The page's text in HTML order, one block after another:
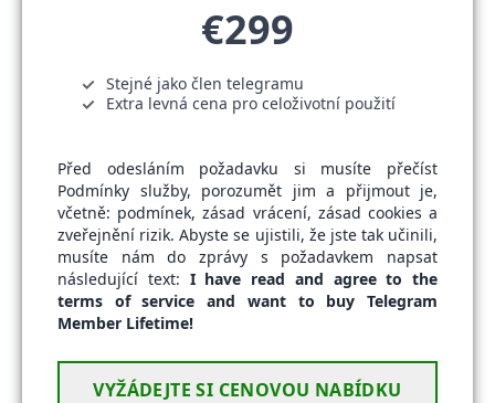
€299
Stejné jako člen telegramu
Extra levná cena pro celoživotní použití
Před odesláním požadavku si musíte přečíst
Podmínky služby, porozumět jim a přijmout je,
včetně: podmínek, zásad vrácení, zásad cookies a
zveřejnění rizik. Abyste se ujistili, že jste tak učinili,
musíte nám do zprávy s požadavkem napsat
následující text: I have read and agree to the
terms of service and want to buy Telegram
Member Lifetime!
VYŽÁDEJTE SI CENOVOU NABÍDKU